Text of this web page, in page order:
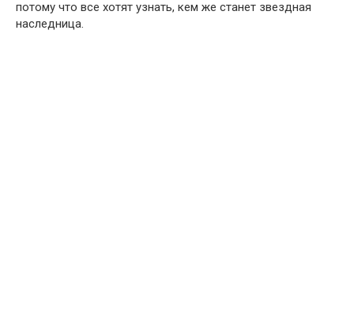
потому что все хотят узнать, кем же станет звездная
наследница.